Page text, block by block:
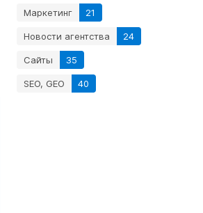
Маркетинг 21
Новости агентства 24
Сайты 35
SEO, GEO 40